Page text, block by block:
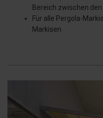
Bereich zwischen
Für alle Pergola-
Markisen